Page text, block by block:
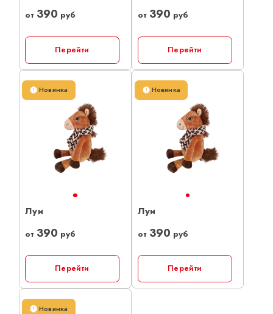
от 390 руб
Перейти
от 390 руб
Перейти
Новинка
Луи
от 390 руб
Перейти
Новинка
Луи
от 390 руб
Перейти
Новинка